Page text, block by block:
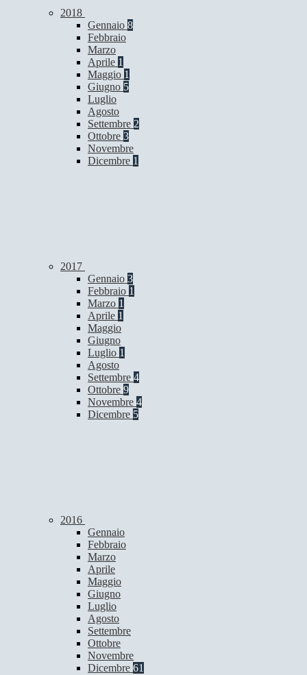
2018
Gennaio 8
Febbraio
Marzo
Aprile 1
Maggio 1
Giugno 5
Luglio
Agosto
Settembre 2
Ottobre 3
Novembre
Dicembre 1
2017
Gennaio 3
Febbraio 1
Marzo 1
Aprile 1
Maggio
Giugno
Luglio 1
Agosto
Settembre 4
Ottobre 9
Novembre 4
Dicembre 5
2016
Gennaio
Febbraio
Marzo
Aprile
Maggio
Giugno
Luglio
Agosto
Settembre
Ottobre
Novembre
Dicembre 61